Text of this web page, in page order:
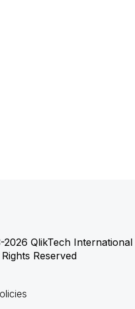
2026 QlikTech International
Reserved